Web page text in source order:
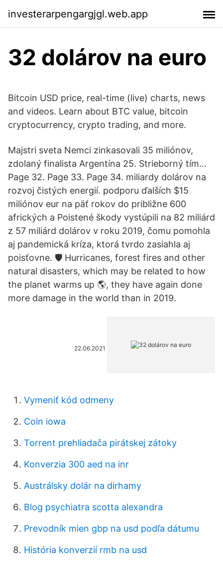
investerarpengargjgl.web.app
32 dolárov na euro
Bitcoin USD price, real-time (live) charts, news
and videos. Learn about BTC value, bitcoin
cryptocurrency, crypto trading, and more.
Majstri sveta Nemci zinkasovali 35 miliónov,
zdolaný finalista Argentína 25. Strieborný tím…
Page 32. Page 33. Page 34. miliardy dolárov na
rozvoj čistých energií. podporu ďalších $15
miliónov eur na päť rokov do približne 600
afrických a Poistené škody vystúpili na 82 miliárd
z 57 miliárd dolárov v roku 2019, čomu pomohla
aj pandemická kríza, ktorá tvrdo zasiahla aj
poisťovne. 🛡️ Hurricanes, forest fires and other
natural disasters, which may be related to how
the planet warms up 🌎, they have again done
more damage in the world than in 2019.
22.06.2021
Vymeniť kód odmeny
Coin iowa
Torrent prehliadača pirátskej zátoky
Konverzia 300 aed na inr
Austrálsky dolár na dirhamy
Blog psychiatra scotta alexandra
Prevodník mien gbp na usd podľa dátumu
História konverzií rmb na usd